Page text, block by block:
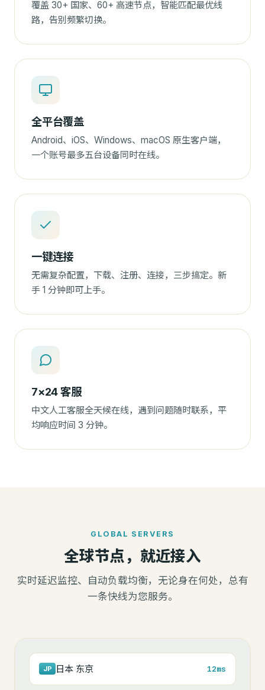
覆盖 30+ 国家、60+ 高速节点，智能匹配最优线
路，告别频繁切换。
全平台覆盖
Android、iOS、Windows、macOS 原生客户端，
一个账号最多五台设备同时在线。
一键连接
无需复杂配置，下载、注册、连接，三步搞定。新
手 1 分钟即可上手。
7×24 客服
中文人工客服全天候在线，遇到问题随时联系，平
均响应时间 3 分钟。
GLOBAL SERVERS
全球节点，就近接入
实时延迟监控、自动负载均衡，无论身在何处，总有
一条快线为您服务。
JP 日本 东京 12ms